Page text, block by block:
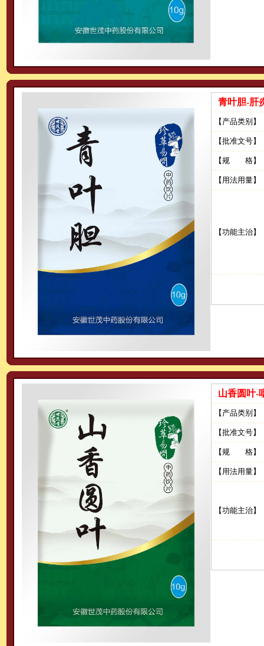
青叶胆-肝
【产品类别】
【批准文号】
【规 格】
【用法用量】
【功能主治】
山香圆叶-
【产品类别】
【批准文号】
【规 格】
【用法用量】
【功能主治】